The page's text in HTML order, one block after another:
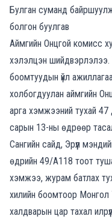
Булган суманд
болгон буулгав
Аймгийн Онцгой комисс
хэлэлцэн шийдвэрлэлээ.
боомтуудын үйл
холбогдуулан аймгийн
арга хэмжээний тухай 47
сарын 13-ны өдрөөр
Сангийн сайд, Эрүүл
өдрийн 49/А118 тоот
хэмжээ, журам батлах
хилийн боомтоор Монгол
халдварын цар тахал